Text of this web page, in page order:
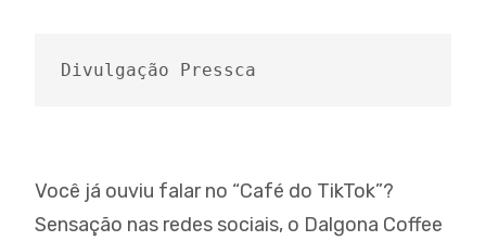
Divulgação Pressca
Você já ouviu falar no “Café do TikTok”?
Sensação nas redes sociais, o Dalgona Coffee